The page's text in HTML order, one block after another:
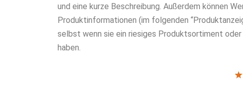
und eine kurze Beschreibung. Außerdem können
Produktinformationen (im folgenden
selbst wenn sie ein riesiges Produktsortiment
haben.